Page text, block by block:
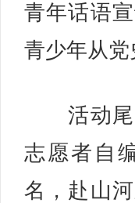
青年话语
青少年从
活动尾
志愿者自
名，赴山